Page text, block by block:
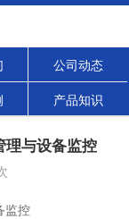
公司动态
产品知识
理与设备监控
监控